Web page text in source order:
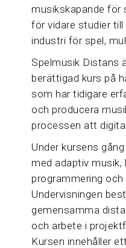
musikskapande för
för vidare studier
industri för spel,
Spelmusik Distans
berättigad kurs på
som har tidigare
och producera
processen att
Under kursens
med adaptiv musik,
programmering
Undervisningen
gemensamma
och arbete i
Kursen innehåller